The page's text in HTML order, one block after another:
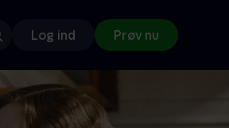
Log ind Prøv nu